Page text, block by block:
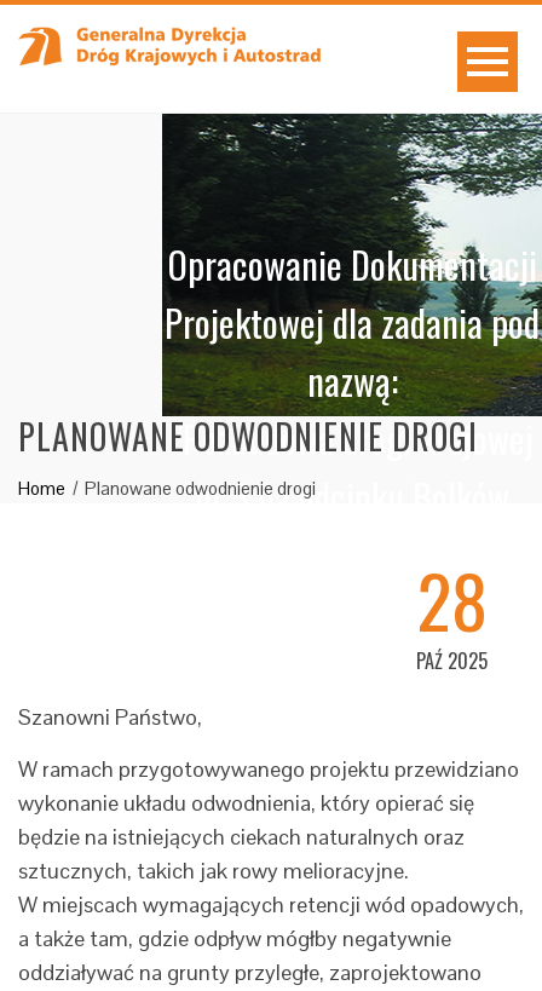
Opracowanie Dokumentacji
Projektowej dla zadania pod
nazwą:
"Rozbudowa drogi krajowej
nr 3 na odcinku Bolków
obwodnicy Kaczorowa"
PLANOWANE ODWODNIENIE DROGI
Home Planowane odwodnienie drogi
28
PAŹ 2025
Szanowni Państwo,
W ramach przygotowywanego projektu przewidziano
wykonanie układu odwodnienia, który opierać się
będzie na istniejących ciekach naturalnych oraz
sztucznych, takich jak rowy melioracyjne.
W miejscach wymagających retencji wód opadowych,
a także tam, gdzie odpływ mógłby negatywnie
oddziaływać na grunty przyległe, zaprojektowano